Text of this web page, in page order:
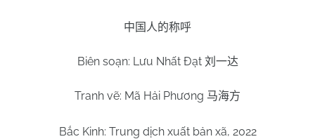
中国人的称呼
Biên soạn: Lưu Nhất Đạt 刘一达
Tranh vẽ: Mã Hải Phương 马海方
Bắc Kinh: Trung dịch xuất bản xã, 2022